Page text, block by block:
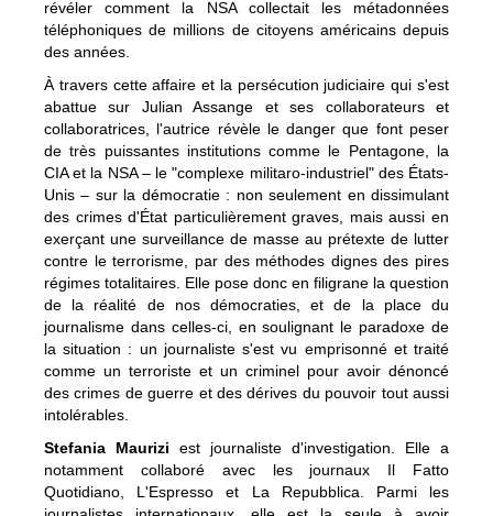
révéler comment la NSA collectait les métadonnées
téléphoniques de millions de citoyens américains depuis
des années.
À travers cette affaire et la persécution judiciaire qui s'est
abattue sur Julian Assange et ses collaborateurs et
collaboratrices, l'autrice révèle le danger que font peser
de très puissantes institutions comme le Pentagone, la
CIA et la NSA – le "complexe militaro-industriel" des États-
Unis – sur la démocratie : non seulement en dissimulant
des crimes d'État particulièrement graves, mais aussi en
exerçant une surveillance de masse au prétexte de lutter
contre le terrorisme, par des méthodes dignes des pires
régimes totalitaires. Elle pose donc en filigrane la question
de la réalité de nos démocraties, et de la place du
journalisme dans celles-ci, en soulignant le paradoxe de
la situation : un journaliste s'est vu emprisonné et traité
comme un terroriste et un criminel pour avoir dénoncé
des crimes de guerre et des dérives du pouvoir tout aussi
intolérables.
Stefania Maurizi est journaliste d'investigation. Elle a
notamment collaboré avec les journaux Il Fatto
Quotidiano, L'Espresso et La Repubblica. Parmi les